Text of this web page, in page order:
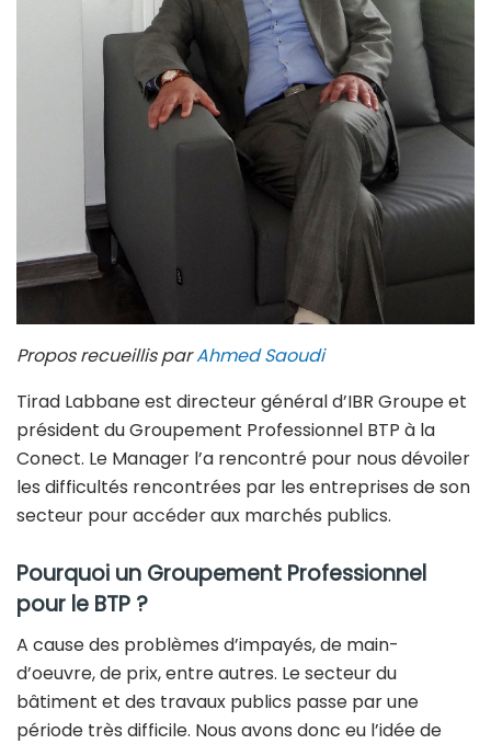
Propos recueillis parAhmed Saoudi
Tirad Labbane est directeur général d’IBR Groupe et
président du Groupement Professionnel BTP à la
Conect. Le Manager l’a rencontré pour nous dévoiler
les difficultés rencontrées par les entreprises de son
secteur pour accéder aux marchés publics.
Pourquoi un Groupement Professionnel
pour le BTP ?
A cause des problèmes d’impayés, de main-
d’oeuvre, de prix, entre autres. Le secteur du
bâtiment et des travaux publics passe par une
période très difficile. Nous avons donc eu l’idée de